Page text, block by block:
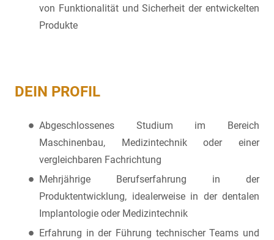
von Funktionalität und Sicherheit der entwickelten
Produkte
DEIN PROFIL
Abgeschlossenes Studium im Bereich
Maschinenbau, Medizintechnik oder einer
vergleichbaren Fachrichtung
Mehrjährige Berufserfahrung in der
Produktentwicklung, idealerweise in der dentalen
Implantologie oder Medizintechnik
Erfahrung in der Führung technischer Teams und